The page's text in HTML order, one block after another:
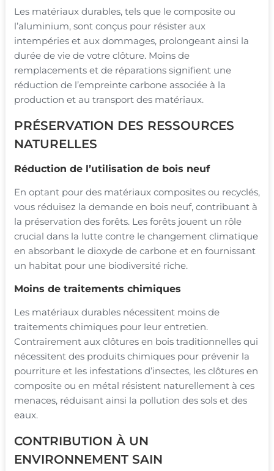
Les matériaux durables, tels que le composite ou
l’aluminium, sont conçus pour résister aux
intempéries et aux dommages, prolongeant ainsi la
durée de vie de votre clôture. Moins de
remplacements et de réparations signifient une
réduction de l’empreinte carbone associée à la
production et au transport des matériaux.
PRÉSERVATION DES RESSOURCES
NATURELLES
Réduction de l’utilisation de bois neuf
En optant pour des matériaux composites ou recyclés,
vous réduisez la demande en bois neuf, contribuant à
la préservation des forêts. Les forêts jouent un rôle
crucial dans la lutte contre le changement climatique
en absorbant le dioxyde de carbone et en fournissant
un habitat pour une biodiversité riche.
Moins de traitements chimiques
Les matériaux durables nécessitent moins de
traitements chimiques pour leur entretien.
Contrairement aux clôtures en bois traditionnelles qui
nécessitent des produits chimiques pour prévenir la
pourriture et les infestations d’insectes, les clôtures en
composite ou en métal résistent naturellement à ces
menaces, réduisant ainsi la pollution des sols et des
eaux.
CONTRIBUTION À UN
ENVIRONNEMENT SAIN